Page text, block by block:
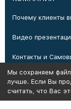
Почему клиенты
Видео
Контакты и
Производство
Мы сохраняем
лучше. Если Вы
считать, что Вас